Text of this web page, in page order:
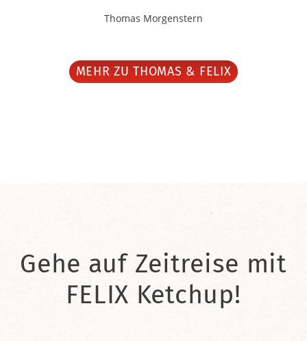
Thomas Morgenstern
MEHR ZU THOMAS & FELIX
Gehe auf Zeitreise mit
FELIX Ketchup!